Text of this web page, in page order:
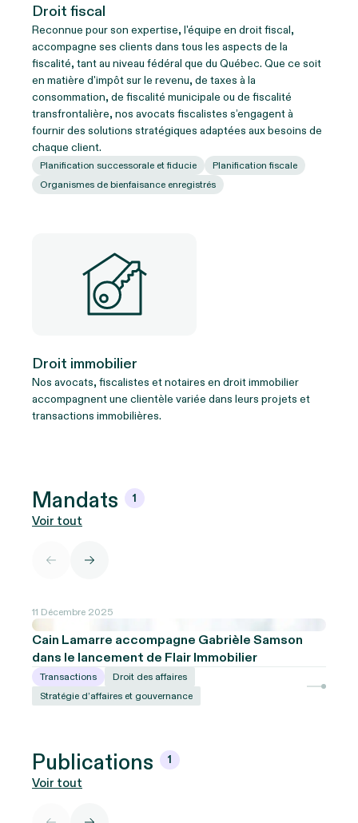
Droit fiscal
Reconnue pour son expertise, l'équipe en droit fiscal,
accompagne ses clients dans tous les aspects de la
fiscalité, tant au niveau fédéral que du Québec. Que ce soit
en matière d'impôt sur le revenu, de taxes à la
consommation, de fiscalité municipale ou de fiscalité
transfrontalière, nos avocats fiscalistes s’engagent à
fournir des solutions stratégiques adaptées aux besoins de
chaque client.
Planification successorale et fiducie
Planification fiscale
Organismes de bienfaisance enregistrés
Droit immobilier
Nos avocats, fiscalistes et notaires en droit immobilier
accompagnent une clientèle variée dans leurs projets et
transactions immobilières.
Mandats 1
Voir tout
11 Décembre 2025
Cain Lamarre accompagne Gabrièle Samson
dans le lancement de Flair Immobilier
Transactions
Droit des affaires
Stratégie d’affaires et gouvernance
Publications 1
Voir tout